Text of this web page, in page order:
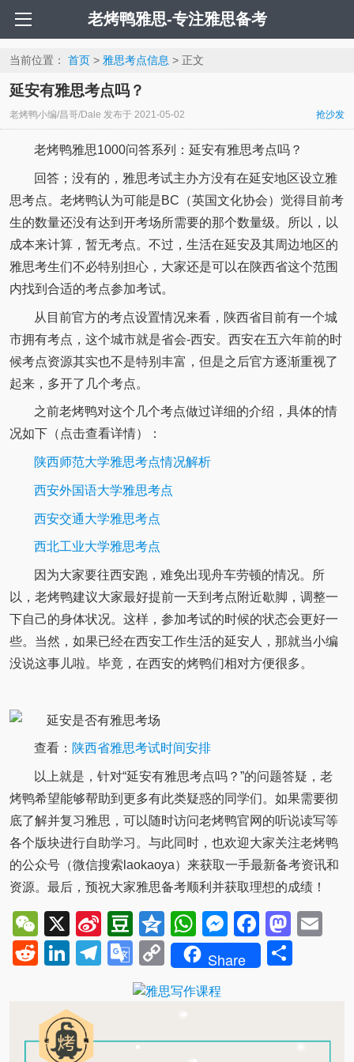
老烤鸭雅思-专注雅思备考
当前位置： 首页> 雅思考点信息 > 正文
延安有雅思考点吗？
老烤鸭小编/昌哥/Dale 发布于 2021-05-02 抢沙发
老烤鸭雅思1000问答系列：延安有雅思考点吗？
回答；没有的，雅思考试主办方没有在延安地区设立雅
思考点。老烤鸭认为可能是BC（英国文化协会）觉得目前考
生的数量还没有达到开考场所需要的那个数量级。所以，以
成本来计算，暂无考点。不过，生活在延安及其周边地区的
雅思考生们不必特别担心，大家还是可以在陕西省这个范围
内找到合适的考点参加考试。
从目前官方的考点设置情况来看，陕西省目前有一个城
市拥有考点，这个城市就是省会-西安。西安在五六年前的时
候考点资源其实也不是特别丰富，但是之后官方逐渐重视了
起来，多开了几个考点。
之前老烤鸭对这个几个考点做过详细的介绍，具体的情
况如下（点击查看详情）：
陕西师范大学雅思考点情况解析
西安外国语大学雅思考点
西安交通大学雅思考点
西北工业大学雅思考点
因为大家要往西安跑，难免出现舟车劳顿的情况。所
以，老烤鸭建议大家最好提前一天到考点附近歇脚，调整一
下自己的身体状况。这样，参加考试的时候的状态会更好一
些。当然，如果已经在西安工作生活的延安人，那就当小编
没说这事儿啦。毕竟，在西安的烤鸭们相对方便很多。
查看： 陕西省雅思考试时间安排
以上就是，针对“延安有雅思考点吗？”的问题答疑，老
烤鸭希望能够帮助到更多有此类疑惑的同学们。如果需要彻
底了解并复习雅思，可以随时访问老烤鸭官网的听说读写等
各个版块进行自助学习。与此同时，也欢迎大家关注老烤鸭
的公众号（微信搜索laokaoya）来获取一手最新备考资讯和
资源。最后，预祝大家雅思备考顺利并获取理想的成绩！
WeChat
X
Sina
Weibo
Douban
QzoneWhatsApp
Messenger
RedditLinkedIn
Telegram
Google
Translate
Copy
Link
Share